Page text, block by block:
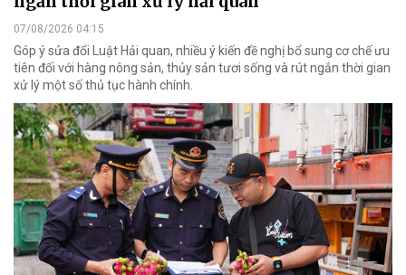
07/08/2026 04:15
Góp ý sửa đổi Luật Hải quan, nhiều ý kiến đề nghị bổ sung cơ chế ưu
tiên đối với hàng nông sản, thủy sản tươi sống và rút ngắn thời gian
xử lý một số thủ tục hành chính.